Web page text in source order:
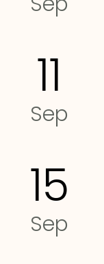
11
Sep
15
Sep